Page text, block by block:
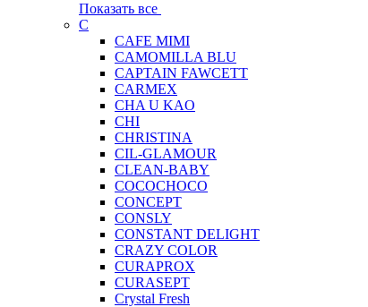
Показать все
C
CAFE MIMI
CAMOMILLA BLU
CAPTAIN FAWCETT
CARMEX
CHA U KAO
CHI
CHRISTINA
CIL-GLAMOUR
CLEAN-BABY
COCOCHOCO
CONCEPT
CONSLY
CONSTANT DELIGHT
CRAZY COLOR
CURAPROX
CURASEPT
Crystal Fresh